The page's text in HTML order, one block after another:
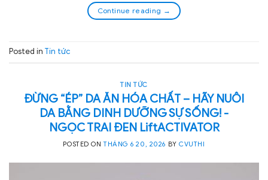
Continue reading →
Posted in Tin tức
TIN TỨC
ĐỪNG “ÉP” DA ĂN HÓA CHẤT – HÃY NUÔI
DA BẰNG DINH DƯỠNG SỰ SỐNG! -
NGỌC TRAI ĐEN LiftACTIVATOR
POSTED ONTHÁNG 6 20, 2026 BYCVUTHI